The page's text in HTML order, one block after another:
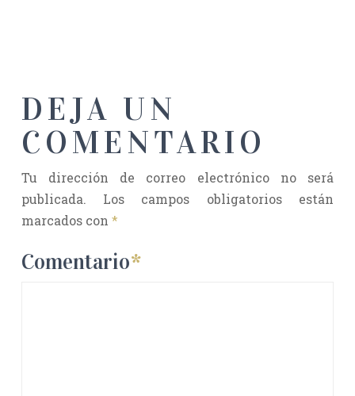
DEJA UN
COMENTARIO
Tu dirección de correo electrónico no será
publicada.
Los campos obligatorios están
marcados con *
Comentario*